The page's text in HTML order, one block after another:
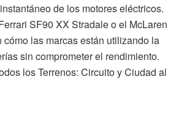
de los motores eléctricos.
SF90 XX Stradale o el McLaren
cómo las marcas están utilizando la
sin comprometer el rendimiento.
los Terrenos: Circuito y Ciudad al